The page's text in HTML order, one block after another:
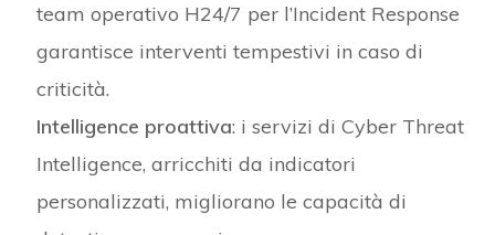
team operativo H24/7 per l’Incident Response
garantisce interventi tempestivi in caso di
criticità.
Intelligence proattiva: i servizi di Cyber Threat
Intelligence, arricchiti da indicatori
personalizzati, migliorano le capacità di